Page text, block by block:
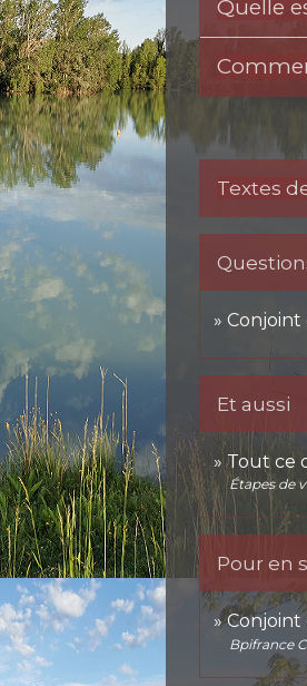
Quelle
Textes
Conjoint
Et aussi
Tout ce
Étapes de
Pour en
Conjoint
Bpifrance